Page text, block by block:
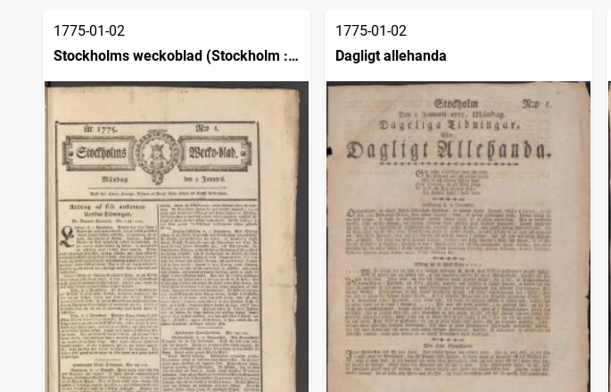
1775-01-02
Stockholms weckoblad (Stockholm :
1745)
1775-01-02
Dagligt allehanda